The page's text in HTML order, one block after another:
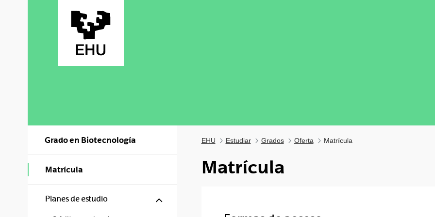
Grado en Biotecnología
Matrícula
Planes de estudio Mostrar/ocultar subpáginas
EHU Estudiar Grados Oferta Matrícula
Matrícula